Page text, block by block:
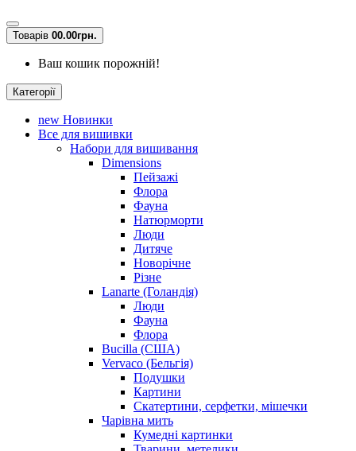
Товарів 00.00грн.
Ваш кошик порожній!
Категорії
new Новинки
Все для вишивки
Набори для вишивання
Dimensions
Пейзажі
Флора
Фауна
Натюрморти
Люди
Дитяче
Новорічне
Різне
Lanarte (Голандія)
Люди
Фауна
Флора
Bucilla (США)
Vervaco (Бельгія)
Подушки
Картини
Скатертини, серфетки, мішечки
Чарiвна мить
Кумедні картинки